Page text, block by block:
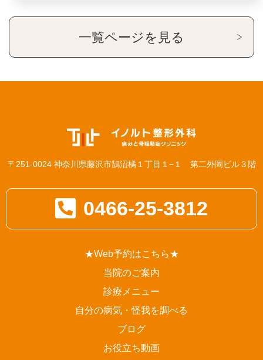
一覧ページを見る
〒251-0024 神奈川県藤沢市鵠沼橘１丁目１−１ 第二外岡ビル３階
0466-25-3812
★Web予約はこちら★
当院のご案内
診療メニュー
自分の病気・怪我を調べる
ブログ
お役立ち動画